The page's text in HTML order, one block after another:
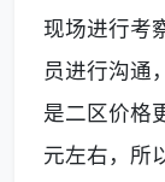
现场进行考
员进行沟通
是二区价格
元左右，所